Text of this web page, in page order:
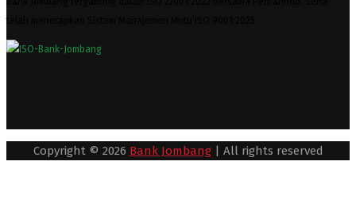
Copyright © 2026 Bank Jombang| All rights reserved